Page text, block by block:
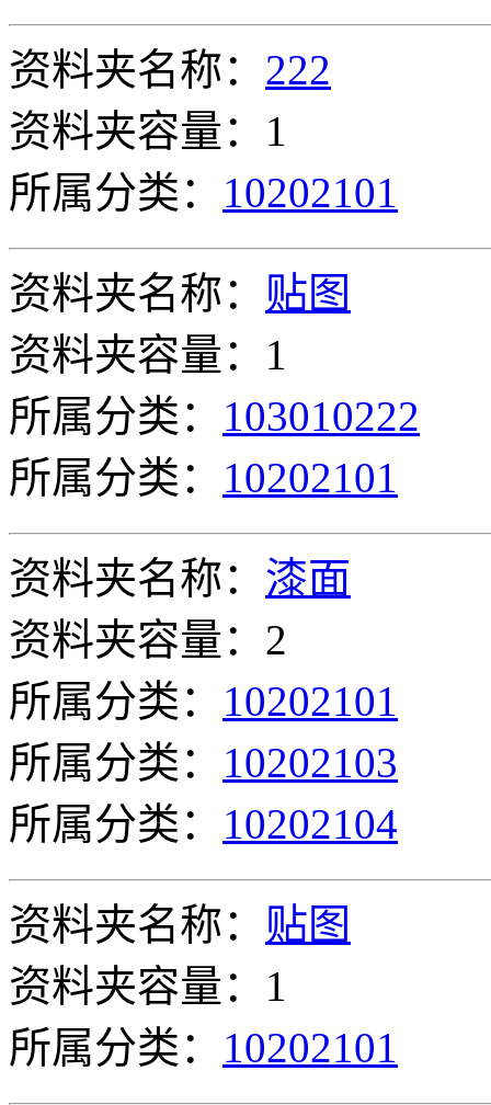
资料夹名称： 222
资料夹容量：1
所属分类： 10202101
资料夹名称： 贴图
资料夹容量：1
所属分类： 103010222
所属分类： 10202101
资料夹名称： 漆面
资料夹容量：2
所属分类： 10202101
所属分类： 10202103
所属分类： 10202104
资料夹名称： 贴图
资料夹容量：1
所属分类： 10202101